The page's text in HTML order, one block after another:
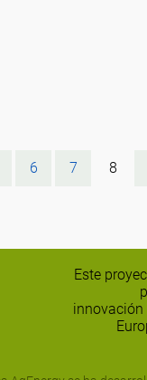
6 7 8
Este
innovación